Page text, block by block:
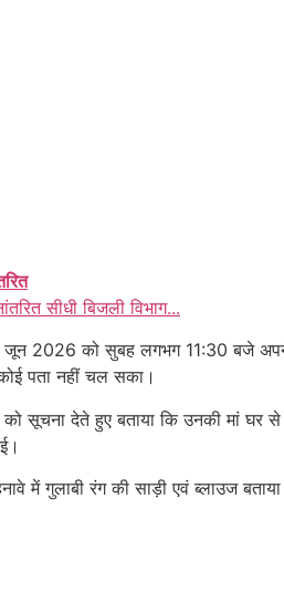
सीधी बिजली विभाग...
10 जून 2026 को सुबह लगभग 11:30 बजे
पता नहीं चल सका।
को सूचना देते हुए बताया कि उनकी मां
में गुलाबी रंग की साड़ी एवं ब्लाउज